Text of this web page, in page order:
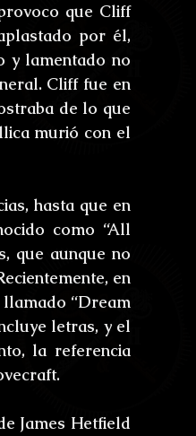
que Cliff
por él,
y lamentado no
Cliff fue en
de lo que
murió con el
hasta que en
como “All
que aunque no
en
“Dream
letras, y el
la referencia
James Hetfield